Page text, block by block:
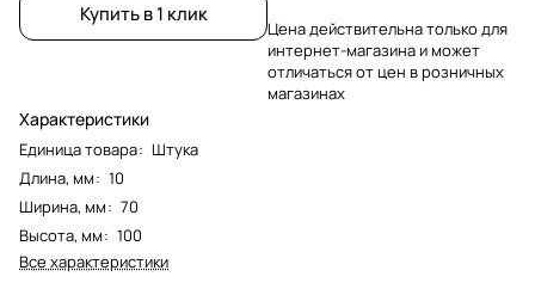
Купить в 1 клик
Характеристики
Единица товара: Штука
Длина, мм: 10
Ширина, мм: 70
Высота, мм: 100
Все характеристики
Цена действительна только для
интернет-магазина и может
отличаться от цен в розничных
магазинах